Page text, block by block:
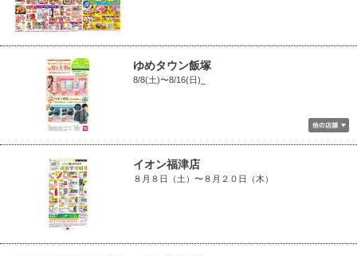
ゆめタウン飯塚
8/8(土)〜8/16(日)_
イオン福津店
８月８日（土）〜８月２０日（木）